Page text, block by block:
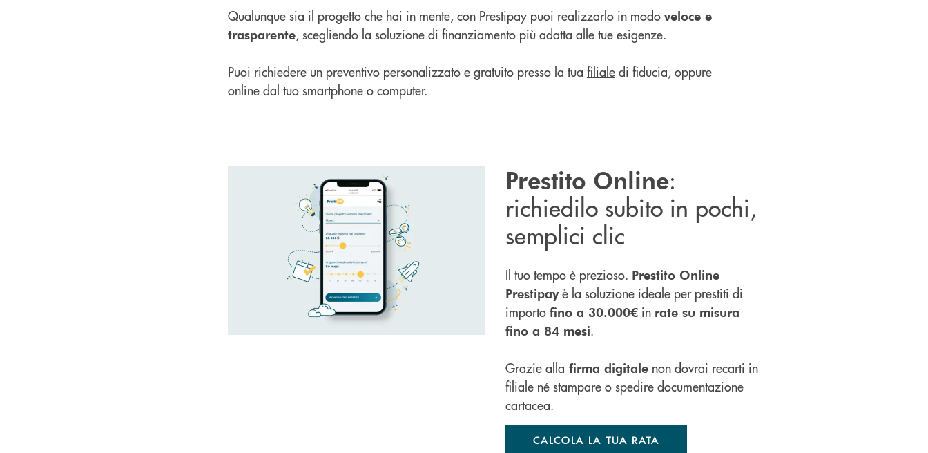
Qualunque sia il progetto che hai in mente, con Prestipay puoi realizzarlo in modo veloce e
trasparente, scegliendo la soluzione di finanziamento più adatta alle tue esigenze.
Puoi richiedere un preventivo personalizzato e gratuito presso la tua filiale di fiducia, oppure
online dal tuo smartphone o computer.
Prestito Online:
richiedilo subito in pochi,
semplici clic
Il tuo tempo è prezioso. Prestito Online
Prestipayè la soluzione ideale per prestiti di
importo fino a 30.000€in rate su misura
fino a 84 mesi.
Grazie alla firma digitalenon dovrai recarti in
filiale né stampare o spedire documentazione
cartacea.
CALCOLA LA TUA RATA